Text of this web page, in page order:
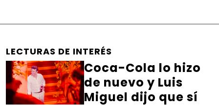
LECTURAS DE INTERÉS
Coca-Cola lo hizo
de nuevo y Luis
Miguel dijo que sí